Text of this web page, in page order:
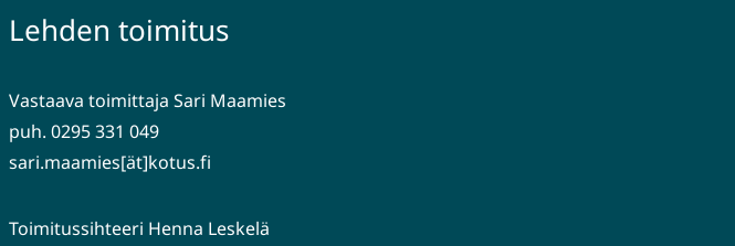
Lehden toimitus
Vastaava toimittaja Sari Maamies
puh. 0295 331 049
sari.maamies[ät]kotus.fi
Toimitussihteeri Henna Leskelä